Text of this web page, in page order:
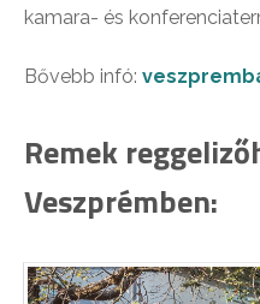
kamara- és
Bővebb infó:
Remek
Veszprémben: